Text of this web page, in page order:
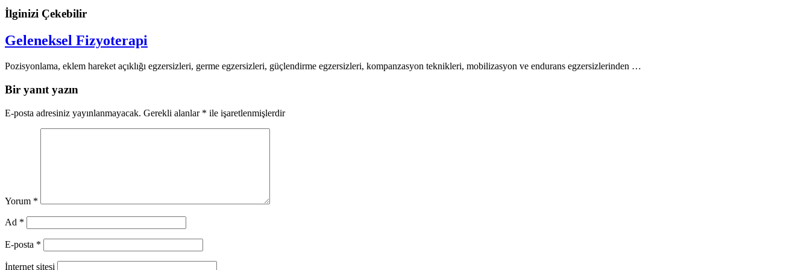
İlginizi Çekebilir
Geleneksel Fizyoterapi
Pozisyonlama, eklem hareket açıklığı egzersizleri, germe egzersizleri, güçlendirme egzersizleri, kompanzasyon teknikleri, mobilizasyon ve endurans egzersizlerinden …
Bir yanıt yazın
E-posta adresiniz yayınlanmayacak. Gerekli alanlar * ile işaretlenmişlerdir
Yorum *
Ad *
E-posta *
İnternet sitesi